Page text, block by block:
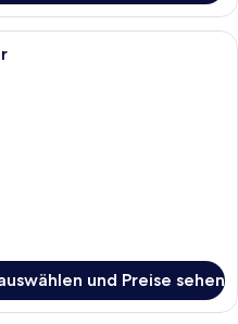
Ein Hotelzimmer mit einem
und Preise sehen